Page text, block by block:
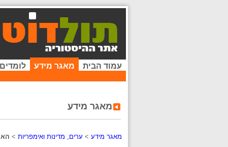
עמוד הבית מאגר מידע
מאגר מידע
מאגר מידע > ערים, מדינות ואימפריות >